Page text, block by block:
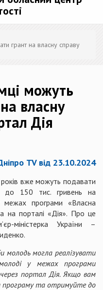
грант на власну справу
можуть
власну
Дія
TV від 23.10.2024
вже можуть подавати
до 150 тис. гривень на
межах програми «Власна
на порталі «Дія». Про це
міністерка України –
молодь могла реалізувати
молоді у межах програми
портал Дія. Якщо вам
програму та отримуйте до